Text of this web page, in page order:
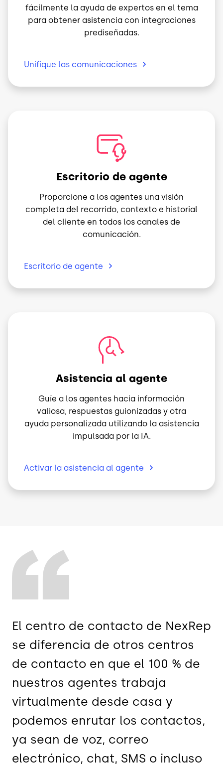
fácilmente la ayuda de expertos en el tema
para obtener asistencia con integraciones
prediseñadas.
Unifique las comunicaciones
Escritorio de agente
Proporcione a los agentes una visión
completa del recorrido, contexto e historial
del cliente en todos los canales de
comunicación.
Escritorio de agente
Asistencia al agente
Guíe a los agentes hacia información
valiosa, respuestas guionizadas y otra
ayuda personalizada utilizando la asistencia
impulsada por la IA.
Activar la asistencia al agente
El centro de contacto de NexRep
se diferencia de otros centros
de contacto en que el 100 % de
nuestros agentes trabaja
virtualmente desde casa y
podemos enrutar los contactos,
ya sean de voz, correo
electrónico, chat, SMS o incluso